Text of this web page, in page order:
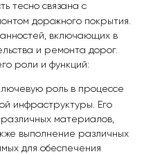
тесно связана с
дорожного покрытия.
включающих в
и ремонта дорог.
роли и функций:
роль в процессе
инфраструктуры. Его
материалов,
выполнение различных
для обеспечения